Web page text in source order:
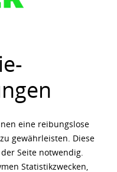
eine reibungslose
gewährleisten. Diese
Seite notwendig.
Statistikzwecken,